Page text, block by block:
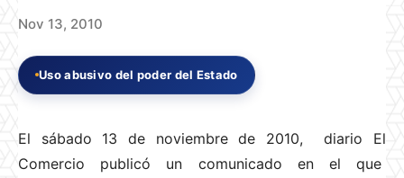
Nov 13, 2010
Uso abusivo del poder del Estado
El sábado 13 de noviembre de 2010, diario El
Comercio publicó un comunicado en el que